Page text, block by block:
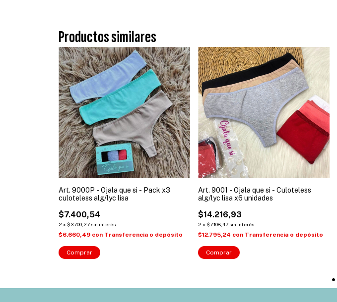
Productos similares
Art. 9000P - Ojala que si - Pack x3
culoteless alg/lyc lisa
$7.400,54
2 x $3.700,27 sin interés
$6.660,49 con Transferencia o depósito
Comprar
Art. 9001 - Ojala que si - Culoteless
alg/lyc lisa x6 unidades
$14.216,93
2 x $7.108,47 sin interés
$12.795,24 con Transferencia o depósito
Comprar